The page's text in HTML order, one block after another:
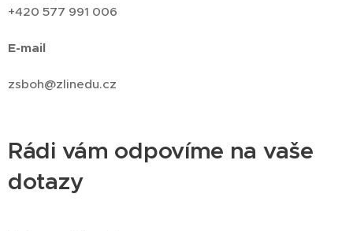
+420 577 991 006
E-mail
zsboh@zlinedu.cz
Rádi vám odpovíme na vaše
dotazy